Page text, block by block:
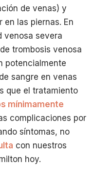
de venas) y
en las piernas. En
venosa severa
trombosis venosa
potencialmente
sangre en venas
que el tratamiento
mínimamente
complicaciones por
síntomas, no
con nuestros
hoy.